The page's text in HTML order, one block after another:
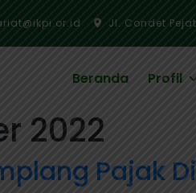
Jl. Condet
Beranda Profil
2022
Pajak